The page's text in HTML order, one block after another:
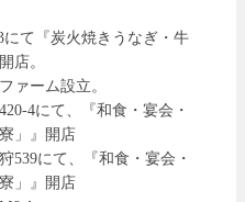
にて『炭火焼きうなぎ・牛
店。
ァーム設立。
4にて、『和食・宴会・
」』開店
539にて、『和食・宴会・
」』開店